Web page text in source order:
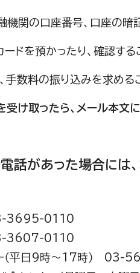
機関の口座番号、口座の
ードを預かったり、確認する
手数料の振り込みを求める
受け取ったら、メール本文
話があった場合には
3695-0110
3607-0110
（平日9時～17時） 03-